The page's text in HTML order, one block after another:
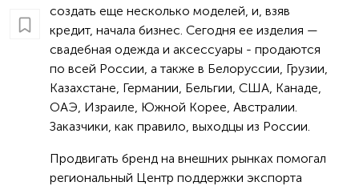
создать еще несколько моделей, и, взяв
кредит, начала бизнес. Сегодня ее изделия —
свадебная одежда и аксессуары - продаются
по всей России, а также в Белоруссии, Грузии,
Казахстане, Германии, Бельгии, США, Канаде,
ОАЭ, Израиле, Южной Корее, Австралии.
Заказчики, как правило, выходцы из России.
Продвигать бренд на внешних рынках помогал
региональный Центр поддержки экспорта